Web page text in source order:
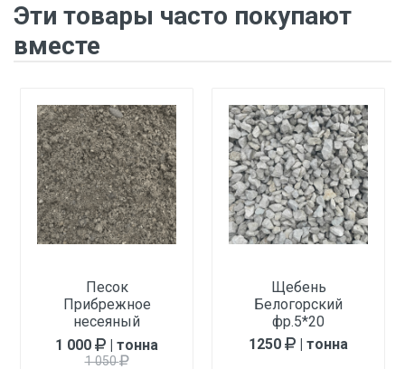
Эти товары часто покупают
вместе
Песок
Прибрежное
несеяный
1 050
1 000 | тонна
Щебень
Белогорский
фр.5*20
1250
| тонна